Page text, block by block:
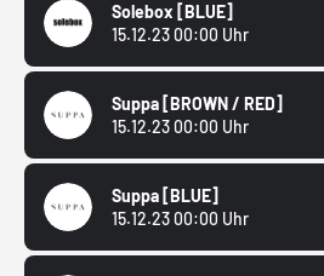
Solebox [BLUE]
15.12.23 00:00 Uhr
Suppa [BROWN / RED]
15.12.23 00:00 Uhr
Suppa [BLUE]
15.12.23 00:00 Uhr